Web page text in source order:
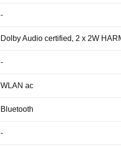
-
Dolby Audio certified, 2 x 2W
-
WLAN ac
Bluetooth
-